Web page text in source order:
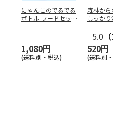
にゃんこのでるでる
ボトル フードセッ
1,080円
(送料別・税込)
森林か
しっか
5.0
520円
(送料別